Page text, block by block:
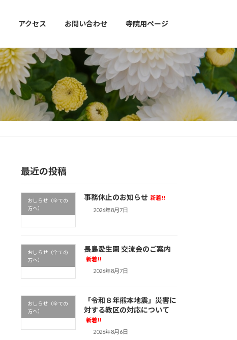
アクセス お問い合わせ 寺院用ページ
最近の投稿
おしらせ（全ての
方へ）
事務休止のお知らせ 新着!!
2026年8月7日
おしらせ（全ての
方へ）
長島愛生園 交流会のご案内
新着!!
2026年8月7日
おしらせ（全ての
方へ）
「令和８年熊本地震」災害に
対する教区の対応について
新着!!
2026年8月6日